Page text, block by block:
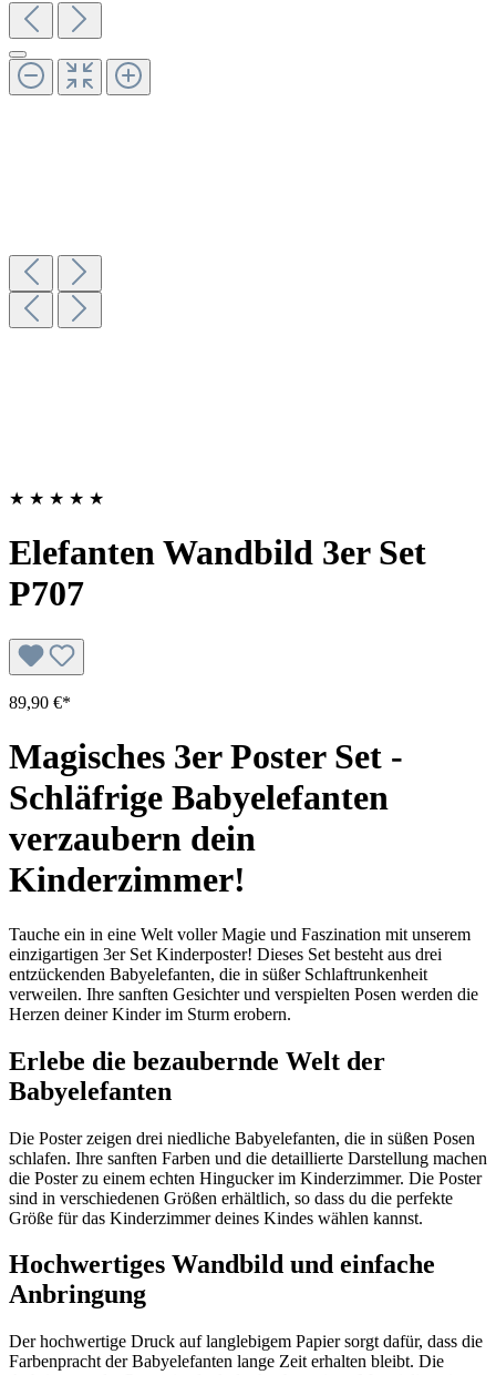
★ ★ ★ ★ ★
Elefanten Wandbild 3er Set
P707
89,90 €*
Magisches 3er Poster Set -
Schläfrige Babyelefanten
verzaubern dein
Kinderzimmer!
Tauche ein in eine Welt voller Magie und Faszination mit unserem
einzigartigen 3er Set Kinderposter! Dieses Set besteht aus drei
entzückenden Babyelefanten, die in süßer Schlaftrunkenheit
verweilen. Ihre sanften Gesichter und verspielten Posen werden die
Herzen deiner Kinder im Sturm erobern.
Erlebe die bezaubernde Welt der
Babyelefanten
Die Poster zeigen drei niedliche Babyelefanten, die in süßen Posen
schlafen. Ihre sanften Farben und die detaillierte Darstellung machen
die Poster zu einem echten Hingucker im Kinderzimmer. Die Poster
sind in verschiedenen Größen erhältlich, so dass du die perfekte
Größe für das Kinderzimmer deines Kindes wählen kannst.
Hochwertiges Wandbild und einfache
Anbringung
Der hochwertige Druck auf langlebigem Papier sorgt dafür, dass die
Farbenpracht der Babyelefanten lange Zeit erhalten bleibt. Die